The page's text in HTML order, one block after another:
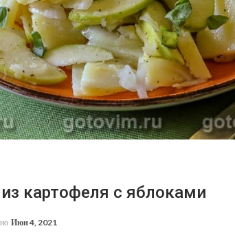
картофеля с яблоками
Июн 4, 2021